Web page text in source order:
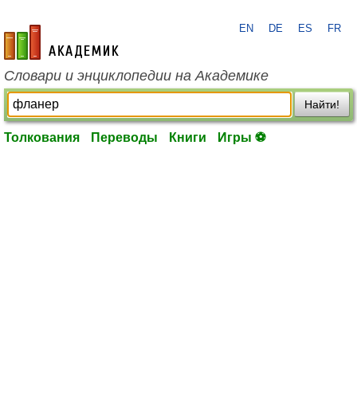
academic.ru
EN DE ES FR
Словари и энциклопедии на Академике
Найти!
Толкования Переводы Книги Игры ⚽